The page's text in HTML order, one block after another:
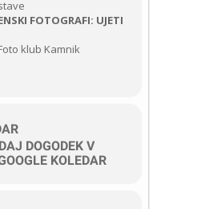
FOTOGRAFI: UJETI
klub Kamnik
DOGODEK V
KOLEDAR